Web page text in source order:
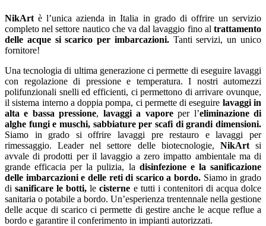
NikArt è l’unica azienda in Italia in grado di offrire un servizio
completo nel settore nautico che va dal lavaggio fino al trattamento
delle acque si scarico per imbarcazioni.Tanti servizi, un unico
fornitore!
Una tecnologia di ultima generazione ci permette di eseguire lavaggi
con regolazione di pressione e temperatura. I nostri automezzi
polifunzionali snelli ed efficienti, ci permettono di arrivare ovunque,
il sistema interno a doppia pompa, ci permette di eseguire lavaggi in
alta e bassa pressione, lavaggi a vaporeper l’eliminazione di
alghe fungi e muschi, sabbiature per scafi di grandi dimensioni.
Siamo in grado si offrire lavaggi pre restauro e lavaggi per
rimessaggio. Leader nel settore delle biotecnologie, NikArtsi
avvale di prodotti per il lavaggio a zero impatto ambientale ma di
grande efficacia per la pulizia, la disinfezione e la sanificazione
delle imbarcazioni e delle reti di scarico a bordo. Siamo in grado
disanificare le botti, lecisterne e tutti i contenitori di acqua dolce
sanitaria o potabile a bordo. Un’esperienza trentennale nella gestione
delle acque di scarico ci permette di gestire anche le acque reflue a
bordo e garantire il conferimento in impianti autorizzati.